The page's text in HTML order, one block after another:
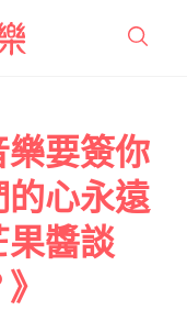
樂要簽你
心永遠
果醬談